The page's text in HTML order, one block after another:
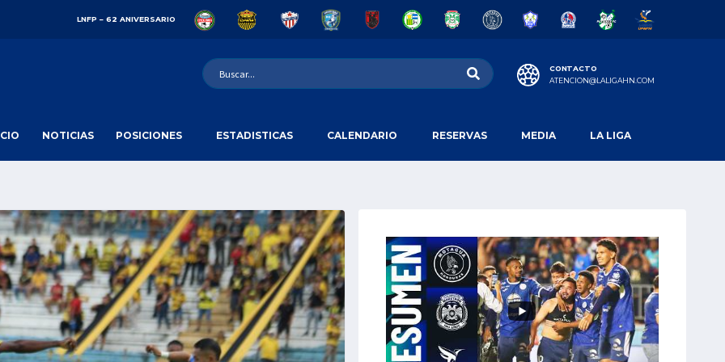
LNFP – 62 ANIVERSARIO
CONTACTO
ATENCION@LALIGAHN.COM
NOTICIAS POSICIONES ESTADISTICAS CALENDARIO RESERVAS MEDIA LA LIGA